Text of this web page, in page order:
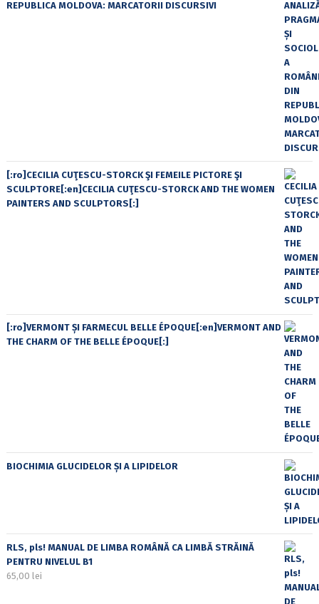
REPUBLICA MOLDOVA: MARCATORII DISCURSIVI
[:ro]CECILIA CUŢESCU-STORCK ŞI FEMEILE PICTORE ŞI
SCULPTORE[:en]CECILIA CUŢESCU-STORCK AND THE WOMEN
PAINTERS AND SCULPTORS[:]
[:ro]VERMONT ȘI FARMECUL BELLE ÉPOQUE[:en]VERMONT AND
THE CHARM OF THE BELLE ÉPOQUE[:]
BIOCHIMIA GLUCIDELOR ȘI A LIPIDELOR
RLS, pls! MANUAL DE LIMBA ROMÂNĂ CA LIMBĂ STRĂINĂ
PENTRU NIVELUL B1
65,00 lei